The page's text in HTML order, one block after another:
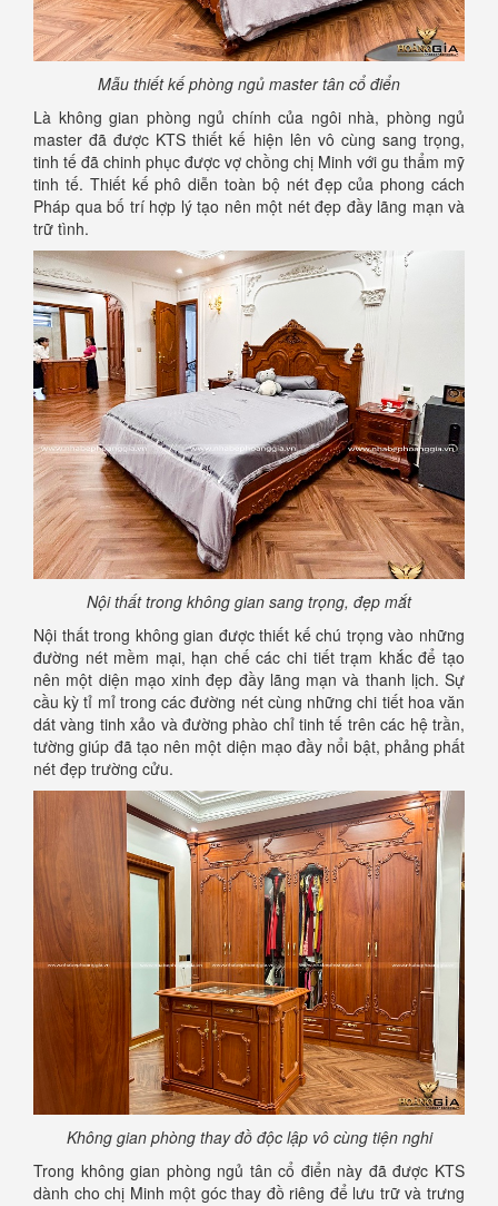
Mẫu thiết kế phòng ngủ master tân cổ điển
Là không gian phòng ngủ chính của ngôi nhà, phòng ngủ
master đã được KTS thiết kế hiện lên vô cùng sang trọng,
tinh tế đã chinh phục được vợ chồng chị Minh với gu thẩm mỹ
tinh tế. Thiết kế phô diễn toàn bộ nét đẹp của phong cách
Pháp qua bố trí hợp lý tạo nên một nét đẹp đầy lãng mạn và
trữ tình.
Nội thất trong không gian sang trọng, đẹp mắt
Nội thất trong không gian được thiết kế chú trọng vào những
đường nét mềm mại, hạn chế các chi tiết trạm khắc để tạo
nên một diện mạo xinh đẹp đầy lãng mạn và thanh lịch. Sự
cầu kỳ tỉ mỉ trong các đường nét cùng những chi tiết hoa văn
dát vàng tinh xảo và đường phào chỉ tinh tế trên các hệ trần,
tường giúp đã tạo nên một diện mạo đầy nổi bật, phảng phất
nét đẹp trường cửu.
Không gian phòng thay đồ độc lập vô cùng tiện nghi
Trong không gian phòng ngủ tân cổ điển này đã được KTS
dành cho chị Minh một góc thay đồ riêng để lưu trữ và trưng